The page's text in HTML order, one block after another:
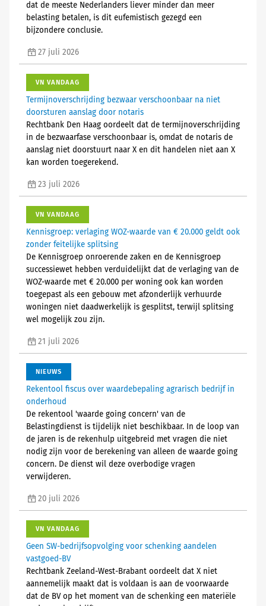
dat de meeste Nederlanders liever minder dan meer
belasting betalen, is dit eufemistisch gezegd een
bijzondere conclusie.
27 juli 2026
VN VANDAAG
Termijnoverschrijding bezwaar verschoonbaar na niet
doorsturen aanslag door notaris
Rechtbank Den Haag oordeelt dat de termijnoverschrijding
in de bezwaarfase verschoonbaar is, omdat de notaris de
aanslag niet doorstuurt naar X en dit handelen niet aan X
kan worden toegerekend.
23 juli 2026
VN VANDAAG
Kennisgroep: verlaging WOZ-waarde van € 20.000 geldt ook
zonder feitelijke splitsing
De Kennisgroep onroerende zaken en de Kennisgroep
successiewet hebben verduidelijkt dat de verlaging van de
WOZ-waarde met € 20.000 per woning ook kan worden
toegepast als een gebouw met afzonderlijk verhuurde
woningen niet daadwerkelijk is gesplitst, terwijl splitsing
wel mogelijk zou zijn.
21 juli 2026
NIEUWS
Rekentool fiscus over waardebepaling agrarisch bedrijf in
onderhoud
De rekentool 'waarde going concern' van de
Belastingdienst is tijdelijk niet beschikbaar. In de loop van
de jaren is de rekenhulp uitgebreid met vragen die niet
nodig zijn voor de berekening van alleen de waarde going
concern. De dienst wil deze overbodige vragen
verwijderen.
20 juli 2026
VN VANDAAG
Geen SW-bedrijfsopvolging voor schenking aandelen
vastgoed-BV
Rechtbank Zeeland-West-Brabant oordeelt dat X niet
aannemelijk maakt dat is voldaan is aan de voorwaarde
dat de BV op het moment van de schenking een materiële